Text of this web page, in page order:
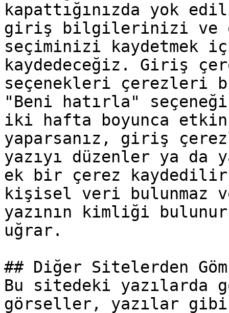
kapattığınızda yok
giriş bilgilerinizi ve
seçiminizi kaydetmek
kaydedeceğiz. Giriş
seçenekleri çerezleri
"Beni hatırla"
iki hafta boyunca etkin
yaparsanız, giriş
yazıyı düzenler ya da
ek bir çerez
kişisel veri bulunmaz
yazının kimliği
uğrar.
## Diğer Sitelerden
Bu sitedeki yazılarda
görseller, yazılar